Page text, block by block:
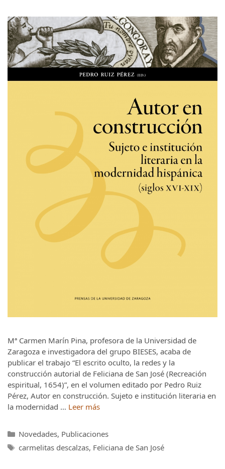
Mª Carmen Marín Pina, profesora de la Universidad de
Zaragoza e investigadora del grupo BIESES, acaba de
publicar el trabajo “El escrito oculto, la redes y la
construcción autorial de Feliciana de San José (Recreación
espiritual, 1654)”, en el volumen editado por Pedro Ruiz
Pérez, Autor en construcción. Sujeto e institución literaria en
la modernidad … Leer más
Categorías
Novedades, Publicaciones
Etiquetas
carmelitas descalzas, Feliciana de San José